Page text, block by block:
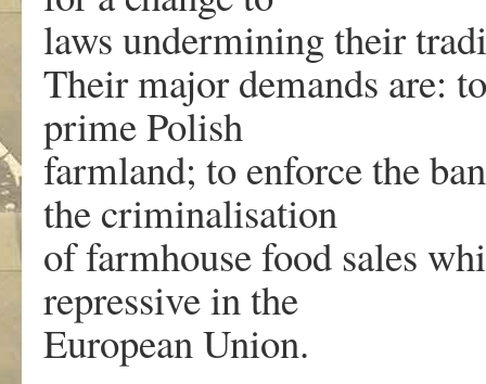
laws undermining their
Their major demands are:
prime Polish
farmland; to enforce the
the criminalisation
of farmhouse food sales
repressive in the
European Union.